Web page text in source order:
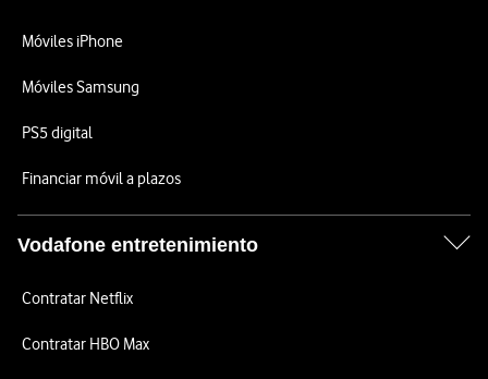
Móviles iPhone
Móviles Samsung
PS5 digital
Financiar móvil a plazos
Vodafone entretenimiento
Contratar Netflix
Contratar HBO Max